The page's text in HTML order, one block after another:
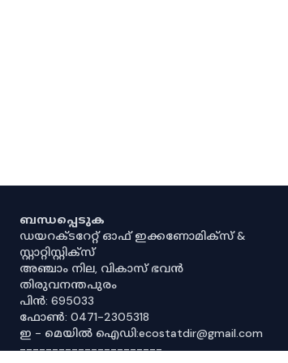
ബന്ധപ്പെടുക
ഡയറക്ടറേറ്റ് ഓഫ് ഇക്കണോമിക്സ് &
സ്റ്റാറ്റിസ്റ്റിക്സ്
അഞ്ചാം നില, വികാസ് ഭവൻ
തിരുവനന്തപുരം
പിൻ: 695033
ഫോൺ: 0471-2305318
ഇ - മെയിൽ ഐഡി:ecostatdir@gmail.com
----------------------